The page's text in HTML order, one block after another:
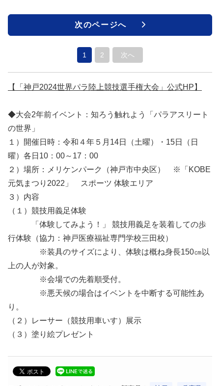
次のページへ
1 2 次へ
【「神戸2024世界パラ陸上競技選手権大会」公式HP】
◆大会2年前イベント：知ろう触れよう「パラアスリート
の世界」
１）開催日時：令和４年５月14日（土曜）・15日（日
曜）各日10：00～17：00
２）場所：メリケンパーク（神戸市中央区） ※「KOBE
元気まつり2022」 スポーツ 体験エリア
３）内容
（１）競技用義足体験
「体験してみよう！」 競技用義足を装着しての歩
行体験（協力：神戸医療福祉専門学校三田校）
※装具のサイズにより、体験は概ね身長150㎝以
上の人が対象。
※会場での先着順受付。
※悪天候の場合はイベントを中断する可能性あ
り。
（２）レーサー（競技用車いす）展示
（３）塗り絵プレゼント